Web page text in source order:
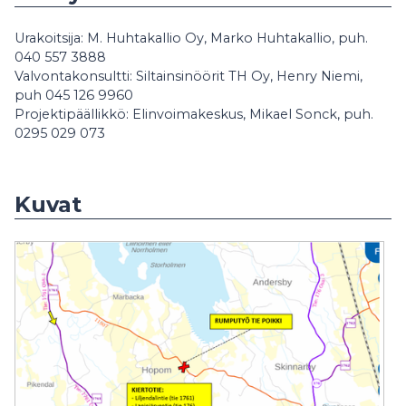
Urakoitsija: M. Huhtakallio Oy, Marko Huhtakallio, puh.
040 557 3888
Valvontakonsultti: Siltainsinöörit TH Oy, Henry Niemi,
puh 045 126 9960
Projektipäällikkö: Elinvoimakeskus, Mikael Sonck, puh.
0295 029 073
Kuvat